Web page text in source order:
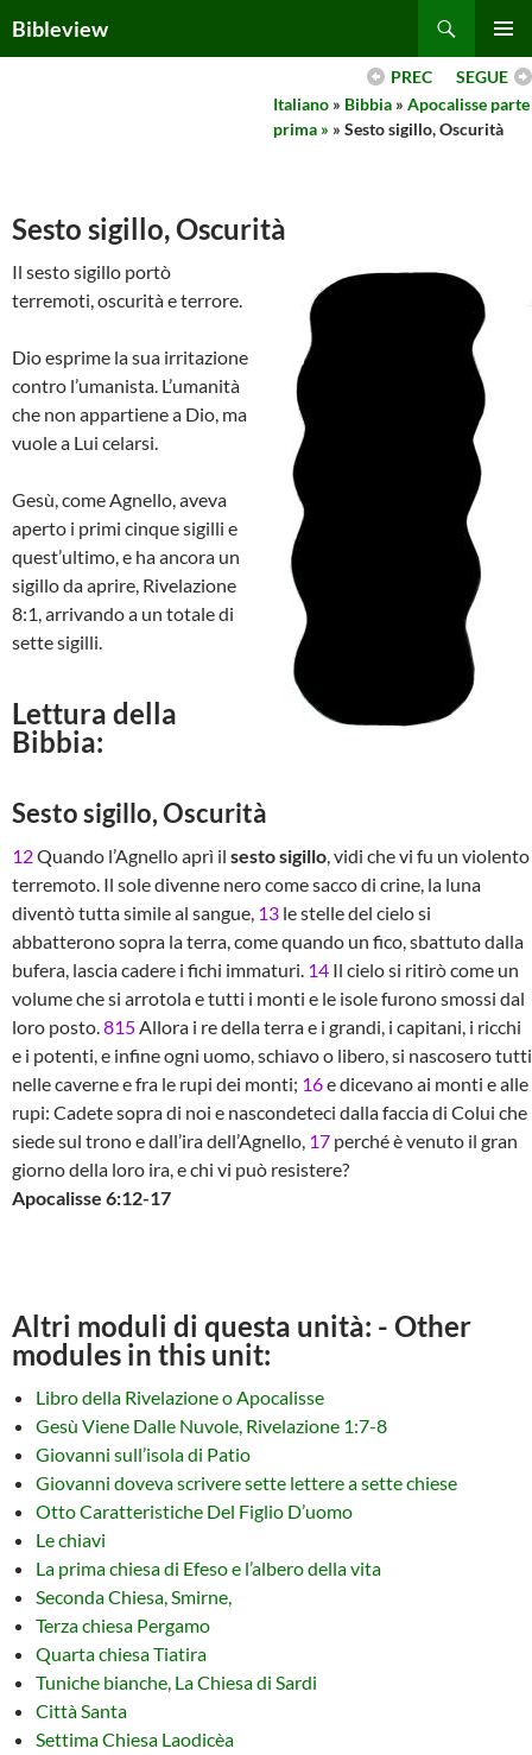
toBibleview
MENU
SEGUE
PREC
Italiano » Bibbia » Apocalisse parte
prima » » Sesto sigillo, Oscurità
Sesto sigillo, Oscurità
Il sesto sigillo portò
terremoti, oscurità e terrore.
Dio esprime la sua irritazione
contro l’umanista. L’umanità
che non appartiene a Dio, ma
vuole a Lui celarsi.
Gesù, come Agnello, aveva
aperto i primi cinque sigilli e
quest’ultimo, e ha ancora un
sigillo da aprire, Rivelazione
8:1, arrivando a un totale di
sette sigilli.
Lettura della
Bibbia:
Sesto sigillo, Oscurità
12Quando l’Agnello aprì il sesto sigillo, vidi che vi fu un violento
terremoto. Il sole divenne nero come sacco di crine, la luna
diventò tutta simile al sangue, 13 le stelle del cielo si
abbatterono sopra la terra, come quando un fico, sbattuto dalla
bufera, lascia cadere i fichi immaturi. 14 Il cielo si ritirò come un
volume che si arrotola e tutti i monti e le isole furono smossi dal
loro posto.815Allora i re della terra e i grandi, i capitani, i ricchi
e i potenti, e infine ogni uomo, schiavo o libero, si nascosero tutti
nelle caverne e fra le rupi dei monti; 16e dicevano ai monti e alle
rupi: Cadete sopra di noi e nascondeteci dalla faccia di Colui che
siede sul trono e dall’ira dell’Agnello, 17 perché è venuto il gran
giorno della loro ira, e chi vi può resistere?
Apocalisse 6:12-17
Altri moduli di questa unità: - Other
modules in this unit:
Libro della Rivelazione o Apocalisse
Gesù Viene Dalle Nuvole, Rivelazione 1:7-8
Giovanni sull’isola di Patio
Giovanni doveva scrivere sette lettere a sette chiese
Otto Caratteristiche Del Figlio D’uomo
Le chiavi
La prima chiesa di Efeso e l’albero della vita
Seconda Chiesa, Smirne,
Terza chiesa Pergamo
Quarta chiesa Tiatira
Tuniche bianche, La Chiesa di Sardi
Città Santa
Settima Chiesa Laodicèa